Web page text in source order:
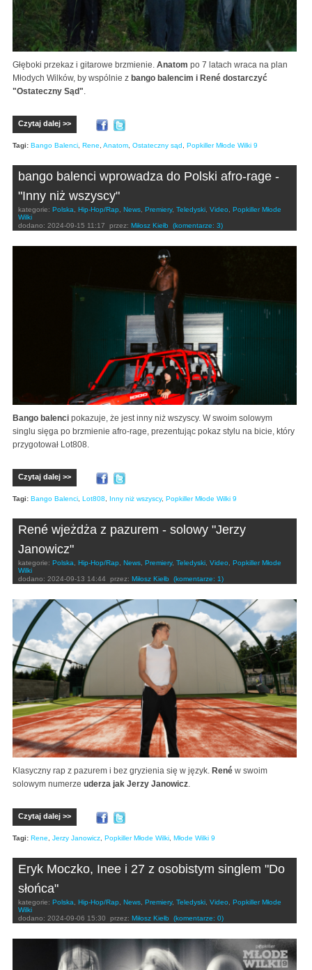
Głęboki przekaz i gitarowe brzmienie. Anatom po 7 latach wraca na plan
Młodych Wilków, by wspólnie z bango balencim i René dostarczyć
"Ostateczny Sąd"
Czytaj dalej >>
Tagi: Bango Balenci Rene Anatom Ostateczny sąd Popkiller Młode Wilki 9
bango balenci wprowadza do Polski afro-rage -
"Inny niż wszyscy"
kategorie: Polska Hip-Hop/Rap News Premiery, Teledyski Video
Popkiller Młode
Wilki
dodano: 2024-09-15 11:17 przez: Miłosz Kiełb (komentarze: 3)
Bango balenci pokazuje, że jest inny niż wszyscy. W swoim solowym
singlu sięga po brzmienie afro-rage, prezentując pokaz stylu na bicie, który
przygotował Lot808.
Czytaj dalej >>
Tagi: Bango Balenci, Lot808, Inny niż wszyscy, Popkiller Młode Wilki 9
René wjeżdża z pazurem - solowy "Jerzy
Janowicz"
kategorie: Polska, Hip-Hop/Rap, News, Premiery, Teledyski, Video, Popkiller Młode
Wilki
dodano: 2024-09-13 14:44 przez: Miłosz Kiełb (komentarze: 1)
Klasyczny rap z pazurem i bez gryzienia się w język. René w swoim
solowym numerze uderza jak Jerzy Janowicz.
Czytaj dalej >>
Tagi: Rene Jerzy Janowicz Popkiller Młode Wilki Młode Wilki 9
Eryk Moczko, Inee i 27 z osobistym singlem "Do
słońca"
kategorie: Polska Hip-Hop/Rap News Premiery, Teledyski Video
Popkiller Młode
Wilki
dodano: 2024-09-06 15:30 przez: Miłosz Kiełb (komentarze: 0)